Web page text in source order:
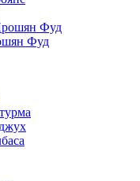
Фуд
Фуд